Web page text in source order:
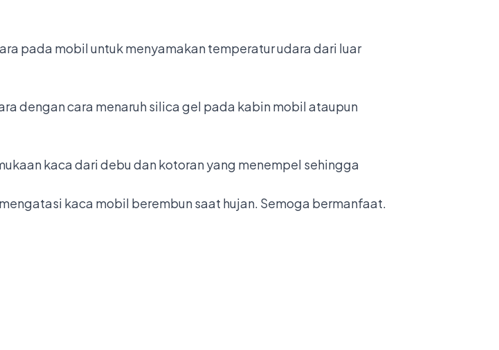
pada mobil untuk menyamakan temperatur udara dari luar
dengan cara menaruh silica gel pada kabin mobil ataupun
kaca dari debu dan kotoran yang menempel sehingga
kaca mobil berembun saat hujan. Semoga bermanfaat.